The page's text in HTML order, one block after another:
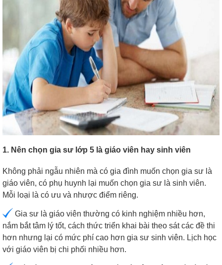
1. Nên chọn gia sư lớp 5 là giáo viên hay sinh viên
Không phải ngẫu nhiên mà có gia đình muốn chọn gia sư là
giáo viên, có phụ huynh lại muốn chọn gia sư là sinh viên.
Mỗi loại là có ưu và nhược điểm riêng.
Gia sư là giáo viên thường có kinh nghiệm nhiều hơn,
nắm bắt tâm lý tốt, cách thức triển khai bài theo sát các đề thi
hơn nhưng lại có mức phí cao hơn gia sư sinh viên. Lịch học
với giáo viên bị chi phối nhiều hơn.